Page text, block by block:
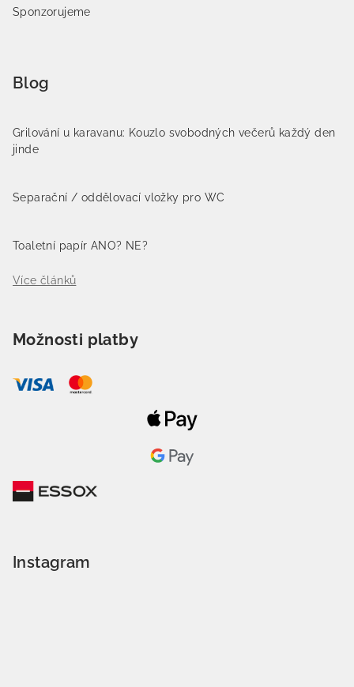
Sponzorujeme
Blog
Grilování u karavanu: Kouzlo svobodných večerů každý den
jinde
Separační / oddělovací vložky pro WC
Toaletní papír ANO? NE?
Více článků
Možnosti platby
Instagram